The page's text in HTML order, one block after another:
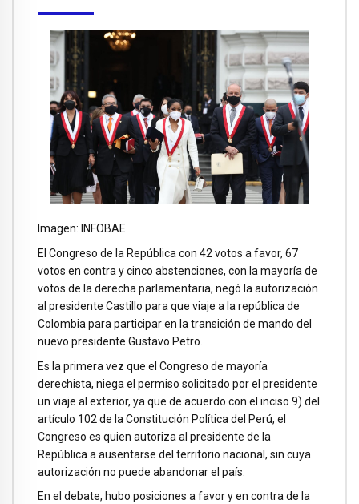
Imagen: INFOBAE
El Congreso de la República con 42 votos a favor, 67
votos en contra y cinco abstenciones, con la mayoría de
votos de la derecha parlamentaria, negó la autorización
al presidente Castillo para que viaje a la república de
Colombia para participar en la transición de mando del
nuevo presidente Gustavo Petro.
Es la primera vez que el Congreso de mayoría
derechista, niega el permiso solicitado por el presidente
un viaje al exterior, ya que de acuerdo con el inciso 9) del
artículo 102 de la Constitución Política del Perú, el
Congreso es quien autoriza al presidente de la
República a ausentarse del territorio nacional, sin cuya
autorización no puede abandonar el país.
En el debate, hubo posiciones a favor y en contra de la